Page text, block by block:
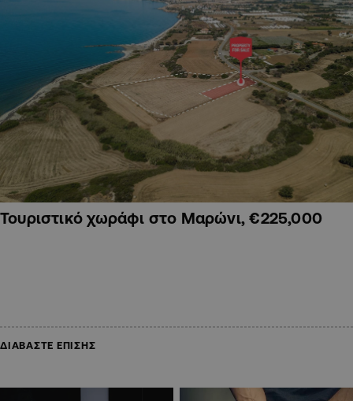
Τουριστικό χωράφι στο Μαρώνι, €225,000
ΔΙΑΒΑΣΤΕ ΕΠΙΣΗΣ